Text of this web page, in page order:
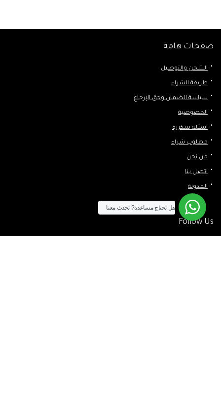
صفحات هامة
الشحن والتوصيل
طريقة الشراء
سياسة الضمان وحق الإرجاع
الخصوصية
اسئلة متكررة
مطلوب شراء
من نحن
اتصل بنا
المدونة
Follow Us
هل تحتاج مساعدة? تحدث معنا